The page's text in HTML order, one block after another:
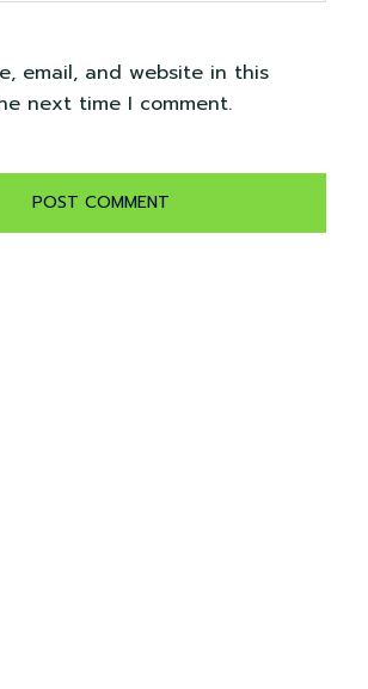
email, and website in this
next time I comment.